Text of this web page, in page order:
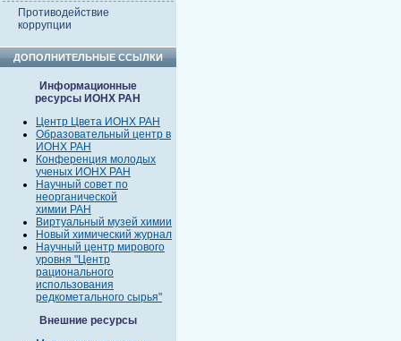
Противодействие
коррупции
ДОПОЛНИТЕЛЬНЫЕ ССЫЛКИ
Информационные
ресурсы ИОНХ РАН
Центр Цвета ИОНХ РАН
Образовательный центр в
ИОНХ РАН
Конференция молодых
ученых ИОНХ РАН
Научный совет по
неорганической
химии РАН
Виртуальный музей химии
Новый химический журнал
Научный центр мирового
уровня "Центр
рационального
использования
редкометального сырья"
Внешние ресурсы